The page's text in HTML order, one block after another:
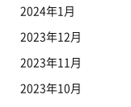
2024年1月
2023年12月
2023年11月
2023年10月